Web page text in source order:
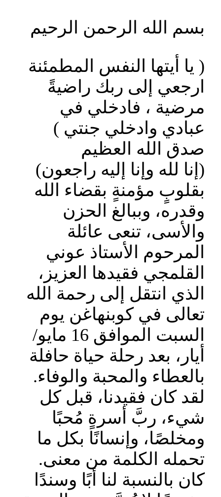
بسم الله الرحمن الرحيم
( يا أيتها النفس المطمئنة
ارجعي إلى ربك راضيةً
مرضية ، فادخلي في
عبادي وادخلي جنتي )
صدق الله العظيم
(إنا لله وإنا إليه راجعون)
بقلوبٍ مؤمنةٍ بقضاء الله
وقدره، وببالغ الحزن
والأسى، تنعى عائلة
المرحوم الأستاذ عوني
القلمجي فقيدها العزيز،
الذي انتقل إلى رحمة الله
تعالى في كوبنهاغن يوم
السبت الموافق 16 مايو/
أيار، بعد رحلة حياة حافلة
بالعطاء والمحبة والوفاء.
لقد كان فقيدنا، قبل كل
شيء، ربَّ أسرةٍ مُحبًا
ومخلصًا، وإنسانًا بكل ما
تحمله الكلمة من معنى.
كان بالنسبة لنا أبًا وسندًا